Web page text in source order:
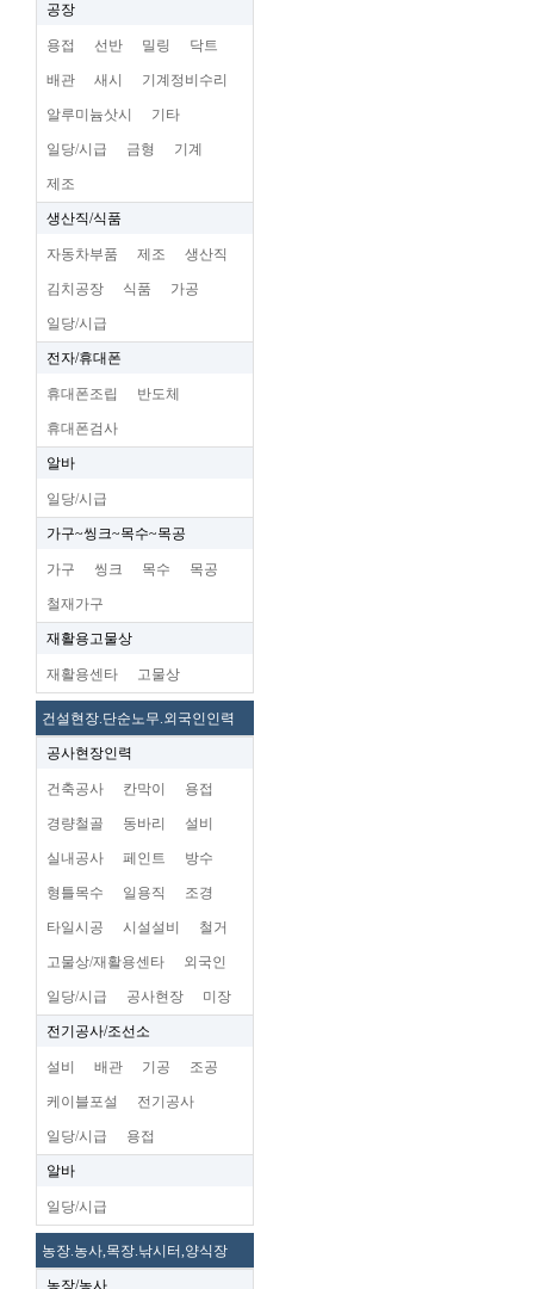
공장
용접 선반 밀링 닥트
배관 새시 기계정비수리
알루미늄삿시 기타
일당/시급 금형 기계
제조
생산직/식품
자동차부품 제조 생산직
김치공장 식품 가공
일당/시급
전자/휴대폰
휴대폰조립 반도체
휴대폰검사
알바
일당/시급
가구~씽크~목수~목공
가구 씽크 목수 목공
철재가구
재활용고물상
재활용센타 고물상
건설현장.단순노무.외국인인력
공사현장인력
건축공사 칸막이 용접
경량철골 동바리 설비
실내공사 페인트 방수
형틀목수 일용직 조경
타일시공 시설설비 철거
고물상/재활용센타 외국인
일당/시급 공사현장 미장
전기공사/조선소
설비 배관 기공 조공
케이블포설 전기공사
일당/시급 용접
알바
일당/시급
농장.농사,목장.낚시터,양식장
농장/농사